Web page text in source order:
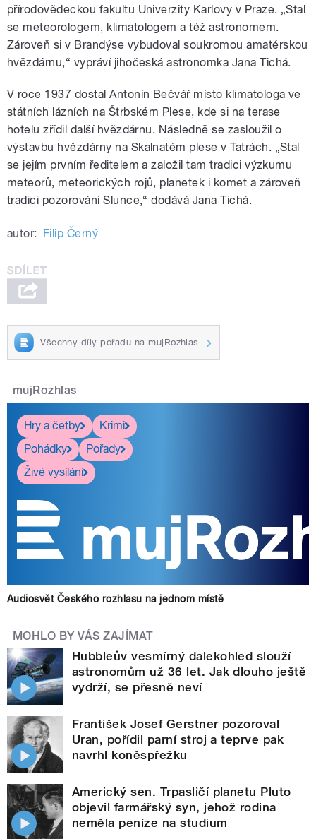
přírodovědeckou fakultu Univerzity Karlovy v Praze. „Stal
se meteorologem, klimatologem a též astronomem.
Zároveň si v Brandýse vybudoval soukromou amatérskou
hvězdárnu,“ vypráví jihočeská astronomka Jana Tichá.
V roce 1937 dostal Antonín Bečvář místo klimatologa ve
státních lázních na Štrbském Plese, kde si na terase
hotelu zřídil další hvězdárnu. Následně se zasloužil o
výstavbu hvězdárny na Skalnatém plese v Tatrách. „Stal
se jejím prvním ředitelem a založil tam tradici výzkumu
meteorů, meteorických rojů, planetek i komet a zároveň
tradici pozorování Slunce,“ dodává Jana Tichá.
autor: Filip Černý
Všechny díly pořadu na mujRozhlas
mujRozhlas
Hry a četby
Krimi
Pohádky
Pořady
Živé vysílání
Audiosvět Českého rozhlasu na jednom místě
MOHLO BY VÁS ZAJÍMAT
Hubbleův vesmírný dalekohled slouží
astronomům už 36 let. Jak dlouho ještě
vydrží, se přesně neví
František Josef Gerstner pozoroval
Uran, pořídil parní stroj a teprve pak
navrhl koněspřežku
Americký sen. Trpasličí planetu Pluto
objevil farmářský syn, jehož rodina
neměla peníze na studium